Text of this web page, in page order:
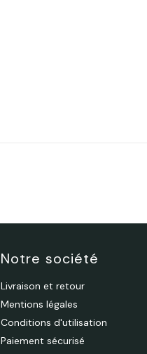
Notre société
Livraison et retour
Mentions légales
Conditions d'utilisation
Paiement sécurisé